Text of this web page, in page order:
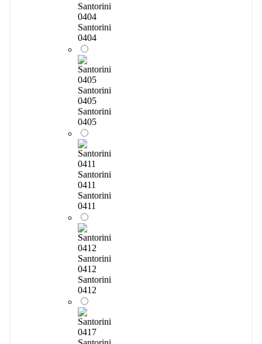
Santorini
0404
Santorini
0404
Santorini
0405
Santorini
0405
Santorini
0411
Santorini
0411
Santorini
0412
Santorini
0412